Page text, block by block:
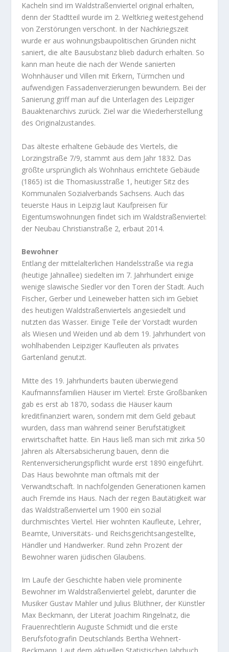
Kacheln sind im Waldstraßenviertel original erhalten,
denn der Stadtteil wurde im 2. Weltkrieg weitestgehend
von Zerstörungen verschont. In der Nachkriegszeit
wurde er aus wohnungsbaupolitischen Gründen nicht
saniert, die alte Bausubstanz blieb dadurch erhalten. So
kann man heute die nach der Wende sanierten
Wohnhäuser und Villen mit Erkern, Türmchen und
aufwendigen Fassadenverzierungen bewundern. Bei der
Sanierung griff man auf die Unterlagen des Leipziger
Bauaktenarchivs zurück. Ziel war die Wiederherstellung
des Originalzustandes.
Das älteste erhaltene Gebäude des Viertels, die
Lorzingstraße 7/9, stammt aus dem Jahr 1832. Das
größte ursprünglich als Wohnhaus errichtete Gebäude
(1865) ist die Thomasiusstraße 1, heutiger Sitz des
Kommunalen Sozialverbands Sachsens. Auch das
teuerste Haus in Leipzig laut Kaufpreisen für
Eigentumswohnungen findet sich im Waldstraßenviertel:
der Neubau Christianstraße 2, erbaut 2014.
Bewohner
Entlang der mittelalterlichen Handelsstraße via regia
(heutige Jahnallee) siedelten im 7. Jahrhundert einige
wenige slawische Siedler vor den Toren der Stadt. Auch
Fischer, Gerber und Leineweber hatten sich im Gebiet
des heutigen Waldstraßenviertels angesiedelt und
nutzten das Wasser. Einige Teile der Vorstadt wurden
als Wiesen und Weiden und ab dem 19. Jahrhundert von
wohlhabenden Leipziger Kaufleuten als privates
Gartenland genutzt.
Mitte des 19. Jahrhunderts bauten überwiegend
Kaufmannsfamilien Häuser im Viertel: Erste Großbanken
gab es erst ab 1870, sodass die Häuser kaum
kreditfinanziert waren, sondern mit dem Geld gebaut
wurden, dass man während seiner Berufstätigkeit
erwirtschaftet hatte. Ein Haus ließ man sich mit zirka 50
Jahren als Altersabsicherung bauen, denn die
Rentenversicherungspflicht wurde erst 1890 eingeführt.
Das Haus bewohnte man oftmals mit der
Verwandtschaft. In nachfolgenden Generationen kamen
auch Fremde ins Haus. Nach der regen Bautätigkeit war
das Waldstraßenviertel um 1900 ein sozial
durchmischtes Viertel. Hier wohnten Kaufleute, Lehrer,
Beamte, Universitäts- und Reichsgerichtsangestellte,
Händler und Handwerker. Rund zehn Prozent der
Bewohner waren jüdischen Glaubens.
Im Laufe der Geschichte haben viele prominente
Bewohner im Waldstraßenviertel gelebt, darunter die
Musiker Gustav Mahler und Julius Blüthner, der Künstler
Max Beckmann, der Literat Joachim Ringelnatz, die
Frauenrechtlerin Auguste Schmidt und die erste
Berufsfotografin Deutschlands Bertha Wehnert-